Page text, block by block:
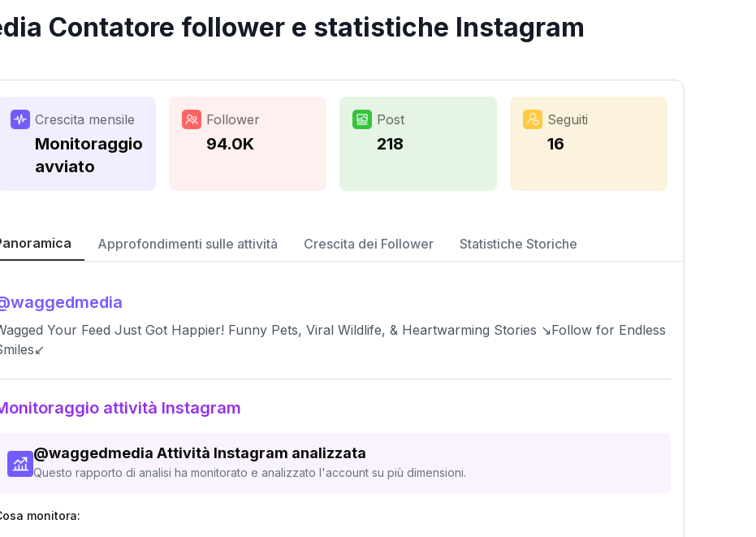
Contatore follower e statistiche Instagram
Crescita mensile
Monitoraggio
avviato
Follower
94.0K
Post
218
Seguiti
16
Approfondimenti sulle attività Crescita dei Follower Statistiche Storiche
waggedmedia
Your Feed Just Got Happier! Funny Pets, Viral Wildlife, & Heartwarming Stories ↘️Follow for Endless
attività Instagram
@waggedmedia Attività Instagram analizzata
Questo rapporto di analisi ha monitorato e analizzato l'account su più dimensioni.
monitora: